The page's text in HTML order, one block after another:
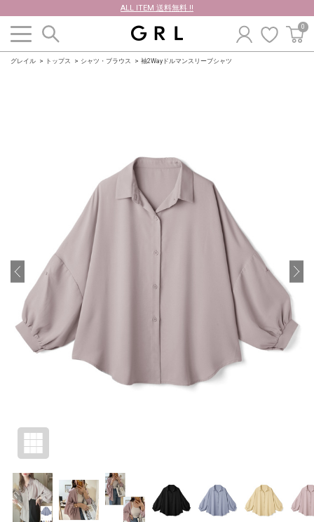
ALL ITEM 送料無料 !!
0
グレイル トップス シャツ・ブラウス 袖2Wayドルマンスリーブシャツ